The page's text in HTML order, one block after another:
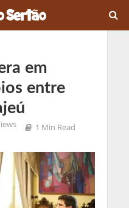
em
entre
1 Min Read